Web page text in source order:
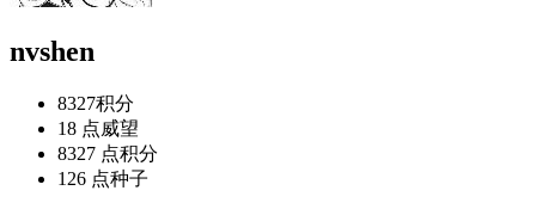
nvshen
8327积分
18 点威望
8327 点积分
126 点种子